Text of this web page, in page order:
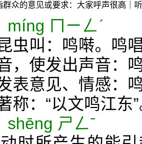
群众的意见或要求：大家呼声很高｜
míng ㄇㄧㄥˊ
虫叫：鸣啭。鸣
，使发出声音：
表意见、情感：
称：“以文鸣江东
shēng ㄕㄥˉ